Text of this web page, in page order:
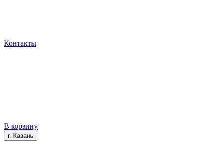
Контакты
В корзину
г. Казань